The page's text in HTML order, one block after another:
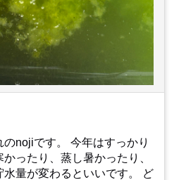
nojiです。 今年はすっかり
ったり、蒸し暑かったり、
水量が変わるといいです。 ど